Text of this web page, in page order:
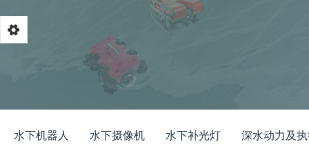
水下机器人 水下摄像机 水下补光灯 深水动力及